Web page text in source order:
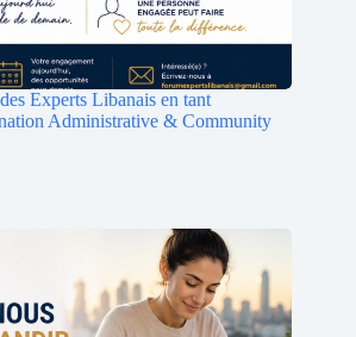
Experts Libanais en tant
Administrative & Community